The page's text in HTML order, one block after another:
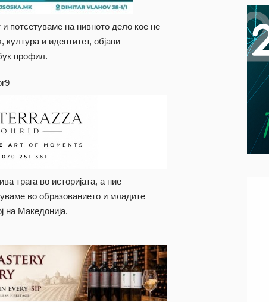
потсетуваме на нивното дело кое не
култура и идентитет, објави
профил.
трага во историјата, а ние
во образованието и младите
на Македонија.